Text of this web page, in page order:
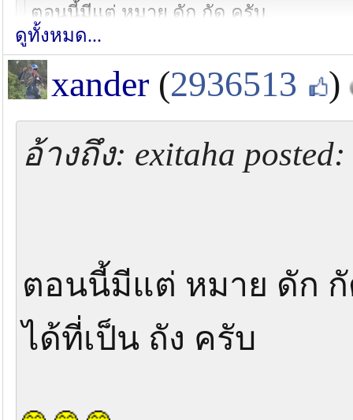
ตอนนี้มีแต่ หมาย ดัก กัด ครับ
ได้ที่เป็น ถัง ครับ
ผมว่า ฮ่าๆๆๆๆ
ถูกต้องครับ ท่าน X
ดูทั้งหมด...
xander (2936513 )
อ้างถึง: exitaha
ตอนนี้มีแต่ หมาย ดัก
ได้ที่เป็น ถัง ครับ